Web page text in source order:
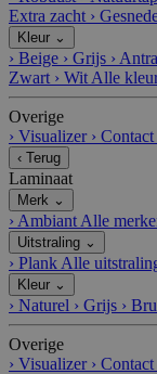
Extra zacht ›
Kleur ⌄
› Beige › Grijs ›
Zwart › Wit Alle
Overige
› Visualizer › Contact
‹ Terug
Laminaat
Merk ⌄
› Ambiant Alle
Uitstraling ⌄
› Plank Alle
Kleur ⌄
› Naturel › Grijs ›
Overige
› Visualizer › Contact